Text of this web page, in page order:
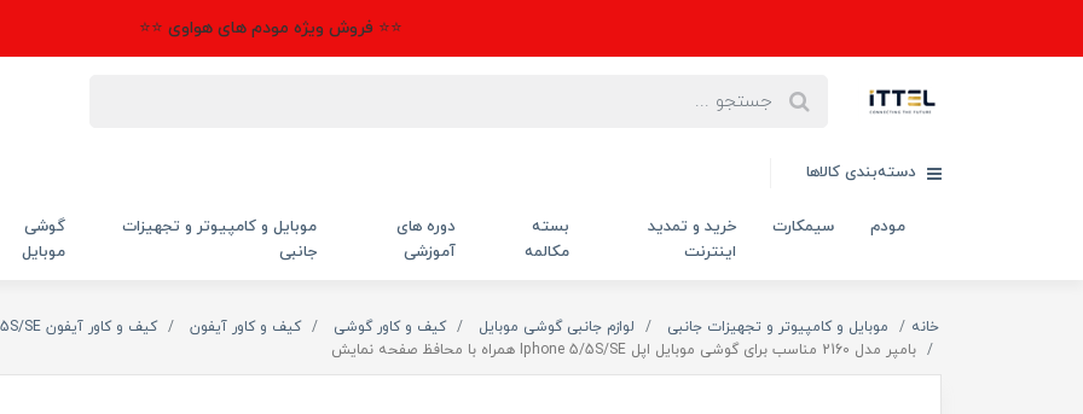
⭐⭐ فروش ویژه مودم های هواوی ⭐⭐
دسته‌بندی کالاها
مودم سیمکارت
خرید و تمدید
اینترنت
بسته
مکالمه
دوره های
آموزشی
موبایل و کامپیوتر و تجهیزات
جانبی
گوشی
موبایل
خانه موبایل و کامپیوتر و تجهیزات جانبی لوازم جانبی گوشی موبایل کیف و کاور گوشی کیف و کاور آیفون
کیف و کاور آیفون 5/5S/SE
بامپر مدل 2160 مناسب برای گوشی موبایل اپل Iphone 5/5S/SE همراه با محافظ صفحه نمایش